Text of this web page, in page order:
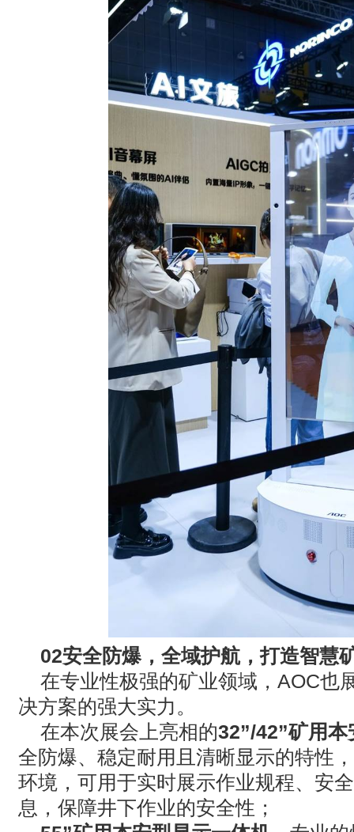
02安全防爆，全域护航，打造智慧
在专业性极强的矿业领域， AOC也
决方案的强大实力。
在本次展会上亮相的32”/42”矿用本
全防爆、稳定耐用且清晰显示的特性
环境，可用于实时展示作业规程、安
息，保障井下作业的安全性；